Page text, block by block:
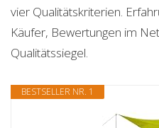
vier Qualitätskriterien.
Käufer, Bewertungen im
Qualitätssiegel.
BESTSELLER NR. 1